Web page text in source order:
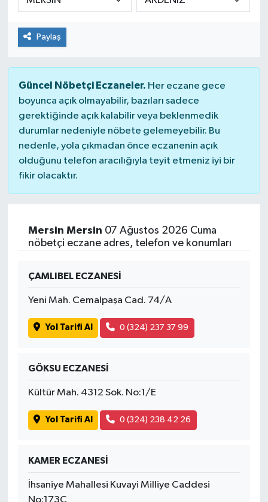
Paylaş
Güncel Nöbetçi Eczaneler. Her eczane gece
boyunca açık olmayabilir, bazıları sadece
gerektiğinde açık kalabilir veya beklenmedik
durumlar nedeniyle nöbete gelemeyebilir. Bu
nedenle, yola çıkmadan önce eczanenin açık
olduğunu telefon aracılığıyla teyit etmeniz iyi bir
fikir olacaktır.
Mersin Mersin 07 Ağustos 2026 Cuma
nöbetçi eczane adres, telefon ve konumları
ÇAMLIBEL ECZANESİ
Yeni Mah. Cemalpaşa Cad. 74/A
Yol Tarifi Al 0 (324) 237 37 99
GÖKSU ECZANESİ
Kültür Mah. 4312 Sok. No:1/E
Yol Tarifi Al 0 (324) 238 42 26
KAMER ECZANESİ
İhsaniye Mahallesi Kuvayi Milliye Caddesi
No:173C